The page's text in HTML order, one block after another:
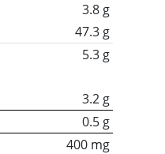
3.8 g
47.3 g
5.3 g
3.2 g
0.5 g
400 mg